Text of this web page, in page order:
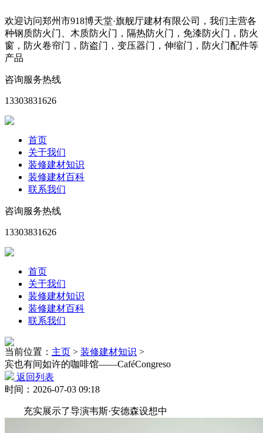
欢迎访问郑州市918博天堂·旗舰厅建材有限公司，我们主营各
种钢质防火门、木质防火门，隔热防火门，免漆防火门，防火
窗，防火卷帘门，防盗门，变压器门，伸缩门，防火门配件等
产品
咨询服务热线
13303831626
首页
关于我们
装修建材知识
装修建材百科
联系我们
咨询服务热线
13303831626
首页
关于我们
装修建材知识
装修建材百科
联系我们
当前位置： 主页 > 装修建材知识 >
宾也有间如许的咖啡馆——CaféCongreso
返回列表
时间：2026-07-03 09:18
充实展示了导演韦斯·安德森设想中